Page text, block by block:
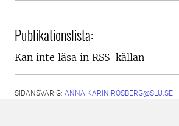
Publikationslista:
Kan inte läsa in RSS-källan
SIDANSVARIG: ANNA.KARIN.ROSBERG@SLU.SE